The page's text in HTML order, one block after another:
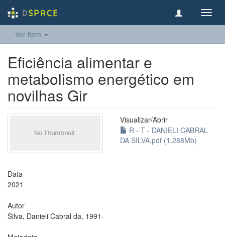
Ver item
Eficiência alimentar e
metabolismo energético em
novilhas Gir
Visualizar/Abrir
R - T - DANIELI CABRAL
DA SILVA.pdf (1.288Mb)
Data
2021
Autor
Silva, Danieli Cabral da, 1991-